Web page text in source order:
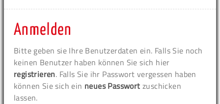
Anmelden
Bitte geben sie Ihre Benutzerdaten ein. Falls Sie noch
keinen Benutzer haben können Sie sich hier
registrieren. Falls Sie ihr Passwort vergessen haben
können Sie sich ein neues Passwort zuschicken
lassen.